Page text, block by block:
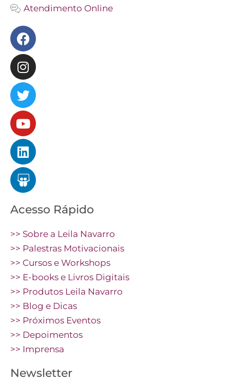
Atendimento Online
Facebook
Instagram
Twitter
Youtube
Linkedin
Slideshare
Acesso Rápido
>> Sobre a Leila Navarro
>> Palestras Motivacionais
>> Cursos e Workshops
>> E-books e Livros Digitais
>> Produtos Leila Navarro
>> Blog e Dicas
>> Próximos Eventos
>> Depoimentos
>> Imprensa
Newsletter